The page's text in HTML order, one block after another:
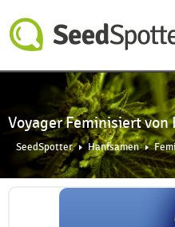
Voyager Feminisiert
SeedSpotter Hanfsamen